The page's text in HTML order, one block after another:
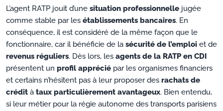
L’agent RATP jouit d’une situation professionnelle jugée
comme stable par les établissements bancaires. En
conséquence, il est considéré de la même façon que le
fonctionnaire, car il bénéficie de la sécurité de l’emploi et de
revenus réguliers. Dès lors, les agents de la RATP en CDI
présentent un profil apprécié par les organismes financiers
et certains n’hésitent pas à leur proposer des rachats de
crédit à taux particulièrement avantageux. Bien entendu,
si leur métier pour la régie autonome des transports parisiens